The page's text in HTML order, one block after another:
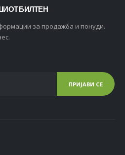
БИЛТЕН
за продажба и понуди.